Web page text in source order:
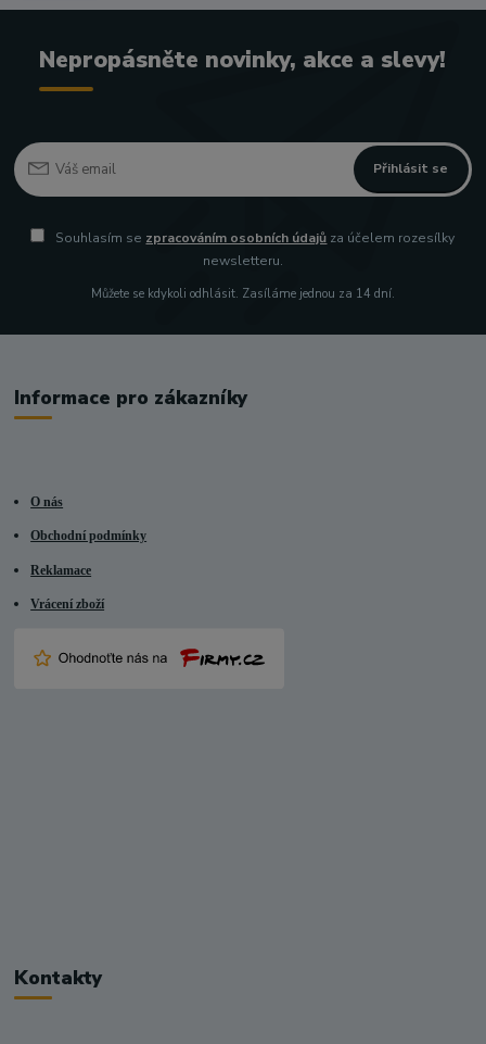
Nepropásněte novinky, akce a slevy!
Přihlásit se
Souhlasím se zpracováním osobních údajů za účelem rozesílky
newsletteru.
Můžete se kdykoli odhlásit. Zasíláme jednou za 14 dní.
Informace pro zákazníky
O nás
Obchodní podmínky
Reklamace
Vrácení zboží
Kontakty